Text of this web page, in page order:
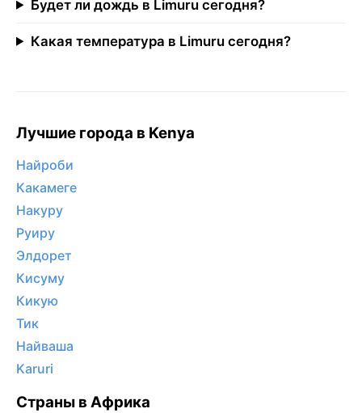
Будет ли дождь в Limuru сегодня?
Какая температура в Limuru сегодня?
Лучшие города в Kenya
Найроби
Какамеге
Накуру
Руиру
Элдорет
Кисуму
Кикую
Тик
Найваша
Karuri
Страны в Африка